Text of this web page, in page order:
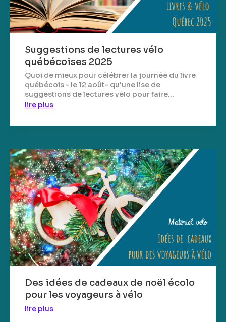
Suggestions de lectures vélo
québécoises 2025
Quoi de mieux pour célébrer la journée du livre
québécois - le 12 août- qu'une lise de
suggestions de lectures vélo pour faire...
lire plus
Des idées de cadeaux de noël écolo
pour les voyageurs à vélo
lire plus